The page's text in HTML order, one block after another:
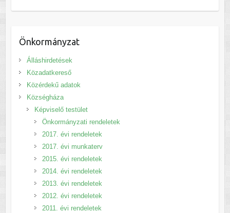
Önkormányzat
Álláshirdetések
Közadatkereső
Közérdekű adatok
Községháza
Képviselő testület
Önkormányzati rendeletek
2017. évi rendeletek
2017. évi munkaterv
2015. évi rendeletek
2014. évi rendeletek
2013. évi rendeletek
2012. évi rendeletek
2011. évi rendeletek